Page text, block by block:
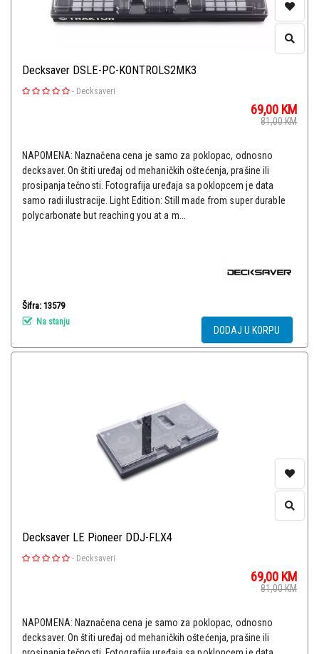
Decksaver DSLE-PC-KONTROLS2MK3
- Decksaveri
69,00 KM
81,00KM
NAPOMENA: Naznačena cena je samo za poklopac, odnosno
decksaver. On štiti uređaj od mehaničkih oštećenja, prašine ili
prosipanja tečnosti. Fotografija uređaja sa poklopcem je data
samo radi ilustracije. Light Edition: Still made from super durable
polycarbonate but reaching you at a m...
Šifra: 13579
Na stanju
DODAJ U KORPU
Decksaver LE Pioneer DDJ-FLX4
- Decksaveri
69,00 KM
81,00KM
NAPOMENA: Naznačena cena je samo za poklopac, odnosno
decksaver. On štiti uređaj od mehaničkih oštećenja, prašine ili